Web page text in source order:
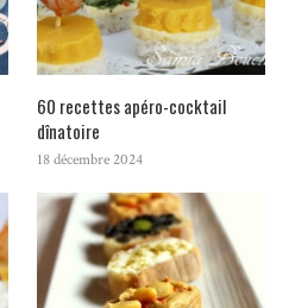
60 recettes apéro-cocktail
dînatoire
18 décembre 2024